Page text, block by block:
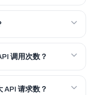
调用次数？
API 请求数？